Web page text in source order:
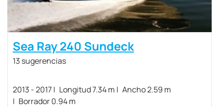
Sea Ray 240 Sundeck
13 sugerencias
2013 - 2017 Longitud 7.34 m
Ancho 2.59 m
Borrador 0.94 m